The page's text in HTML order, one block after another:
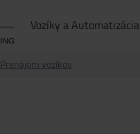
Vozíky a Automatizácia
Prenájom vozíkov